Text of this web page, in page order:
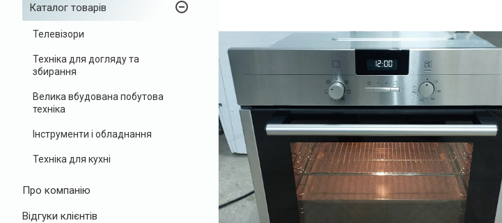
Каталог товарів
Телевізори
Техніка для догляду та
збирання
Велика вбудована побутова
техніка
Інструменти і обладнання
Техніка для кухні
Про компанію
Відгуки клієнтів